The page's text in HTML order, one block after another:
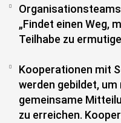
„Findet einen Weg,
Teilhabe zu
Kooperationen mit
werden gebildet,
gemeinsame
zu erreichen.